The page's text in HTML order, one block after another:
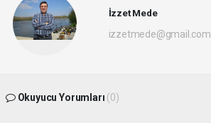
İzzet Mede
izzetmede@gmail.com
Okuyucu Yorumları (0)